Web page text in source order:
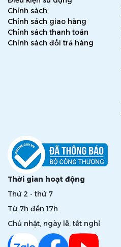
Chính sách
Chính sách giao hàng
Chính sách thanh toán
Chính sách đổi trả hàng
Thời gian hoạt động
Thứ 2 - thứ 7
Từ 7h đến 17h
Chủ nhật, ngày lễ, tết nghỉ